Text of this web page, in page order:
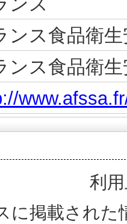
ンス食品衛
ンス食品衛
利
に掲載された